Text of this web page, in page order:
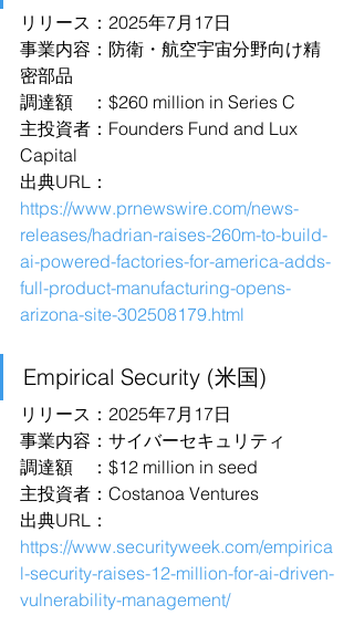
リリース：2025年7月17日
事業内容：防衛・航空宇宙分野向け精
密部品
調達額　：$260 million in Series C
主投資者：Founders Fund and Lux
Capital
出典URL：
https://www.prnewswire.com/news-
releases/hadrian-raises-260m-to-build-
ai-powered-factories-for-america-adds-
full-product-manufacturing-opens-
arizona-site-302508179.html
Empirical Security (米国)
リリース：2025年7月17日
事業内容：サイバーセキュリティ
調達額　：$12 million in seed
主投資者：Costanoa Ventures
出典URL：
https://www.securityweek.com/empirica
l-security-raises-12-million-for-ai-driven-
vulnerability-management/